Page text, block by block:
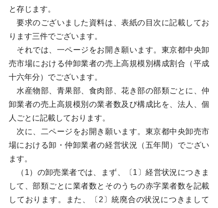
と存じます。
要求のございました資料は、表紙の目次に記載してお
ります三件でございます。
それでは、一ページをお開き願います。東京都中央卸
売市場における仲卸業者の売上高規模別構成割合（平成
十六年分）でございます。
水産物部、青果部、食肉部、花き部の部類ごとに、仲
卸業者の売上高規模別の業者数及び構成比を、法人、個
人ごとに記載しております。
次に、二ページをお開き願います。東京都中央卸売市
場における卸・仲卸業者の経営状況（五年間）でござい
ます。
（1）の卸売業者では、まず、〔1〕経営状況につきま
して、部類ごとに業者数とそのうちの赤字業者数を記載
しております。また、〔2〕統廃合の状況につきまして